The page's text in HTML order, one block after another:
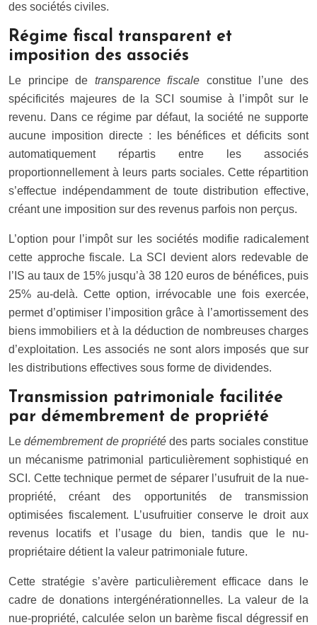
des sociétés civiles.
Régime fiscal transparent et
imposition des associés
Le principe de transparence fiscale constitue l’une des
spécificités majeures de la SCI soumise à l’impôt sur le
revenu. Dans ce régime par défaut, la société ne supporte
aucune imposition directe : les bénéfices et déficits sont
automatiquement répartis entre les associés
proportionnellement à leurs parts sociales. Cette répartition
s’effectue indépendamment de toute distribution effective,
créant une imposition sur des revenus parfois non perçus.
L’option pour l’impôt sur les sociétés modifie radicalement
cette approche fiscale. La SCI devient alors redevable de
l’IS au taux de 15% jusqu’à 38 120 euros de bénéfices, puis
25% au-delà. Cette option, irrévocable une fois exercée,
permet d’optimiser l’imposition grâce à l’amortissement des
biens immobiliers et à la déduction de nombreuses charges
d’exploitation. Les associés ne sont alors imposés que sur
les distributions effectives sous forme de dividendes.
Transmission patrimoniale facilitée
par démembrement de propriété
Ledémembrement de propriétédes parts sociales constitue
un mécanisme patrimonial particulièrement sophistiqué en
SCI. Cette technique permet de séparer l’usufruit de la nue-
propriété, créant des opportunités de transmission
optimisées fiscalement. L’usufruitier conserve le droit aux
revenus locatifs et l’usage du bien, tandis que le nu-
propriétaire détient la valeur patrimoniale future.
Cette stratégie s’avère particulièrement efficace dans le
cadre de donations intergénérationnelles. La valeur de la
nue-propriété, calculée selon un barème fiscal dégressif en